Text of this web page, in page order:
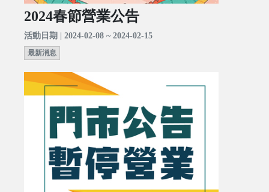
2024春節營業公告
活動日期 | 2024-02-08 ~ 2024-02-15
最新消息